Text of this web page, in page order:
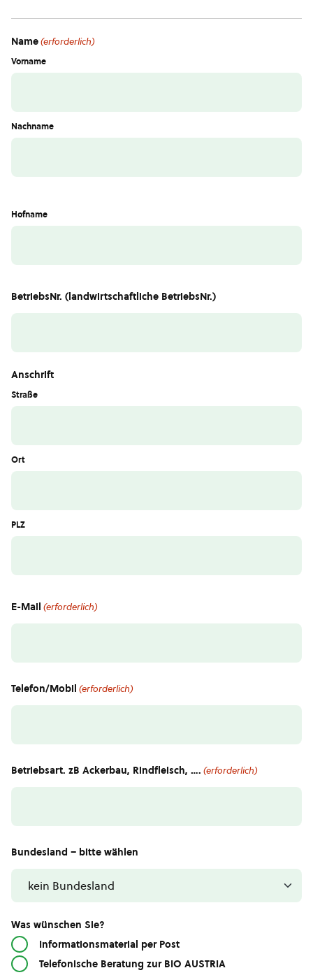
Name(erforderlich)
Vorname
Nachname
Hofname
BetriebsNr. (landwirtschaftliche BetriebsNr.)
Anschrift
Straße
Ort
PLZ
E-Mail (erforderlich)
Telefon/Mobil (erforderlich)
Betriebsart. zB Ackerbau, Rindfleisch, …. (erforderlich)
Bundesland – bitte wählen
Was wünschen Sie?
Informationsmaterial per Post
Telefonische Beratung zur BIO AUSTRIA